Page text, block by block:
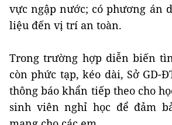
vực ngập nước; có phương án
liệu đến vị trí an toàn.
Trong trường hợp diễn biến
còn phức tạp, kéo dài, Sở GD-
thông báo khẩn tiếp theo cho
sinh viên nghỉ học để đảm